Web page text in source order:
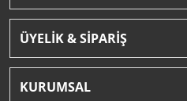
ÜYELİK & SİPARİŞ
KURUMSAL